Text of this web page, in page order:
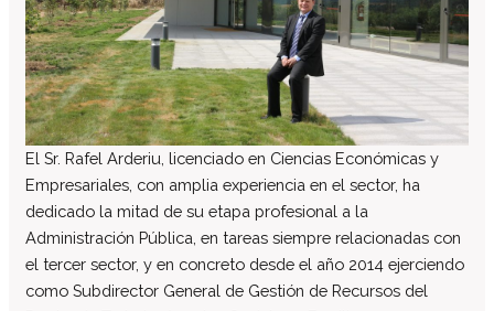
El Sr. Rafel Arderiu, licenciado en Ciencias Económicas y
Empresariales, con amplia experiencia en el sector, ha
dedicado la mitad de su etapa profesional a la
Administración Pública, en tareas siempre relacionadas con
el tercer sector, y en concreto desde el año 2014 ejerciendo
como Subdirector General de Gestión de Recursos del